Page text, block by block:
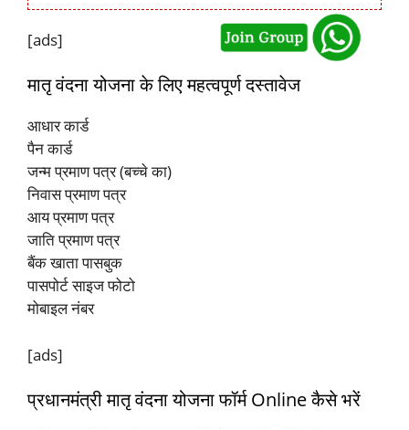
[ads]
मातृ वंदना योजना के लिए महत्वपूर्ण दस्तावेज
आधार कार्ड
पैन कार्ड
जन्म प्रमाण पत्र (बच्चे का)
निवास प्रमाण पत्र
आय प्रमाण पत्र
जाति प्रमाण पत्र
बैंक खाता पासबुक
पासपोर्ट साइज फोटो
मोबाइल नंबर
[ads]
प्रधानमंत्री मातृ वंदना योजना फॉर्म Online कैसे भरें